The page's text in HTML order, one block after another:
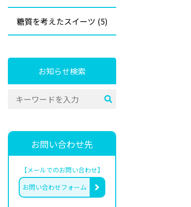
糖質を考えたスイーツ (5)
お知らせ検索
お問い合わせ先
【メールでのお問い合わせ】
お問い合わせフォーム